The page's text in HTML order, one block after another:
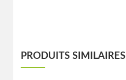
PRODUITS SIMILAIRES